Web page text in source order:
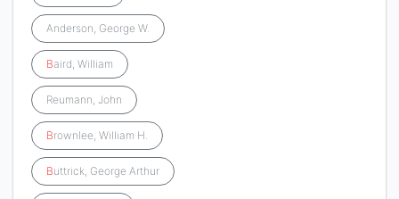
Anderson, George W.
Baird, William
Reumann, John
Brownlee, William H.
Buttrick, George Arthur